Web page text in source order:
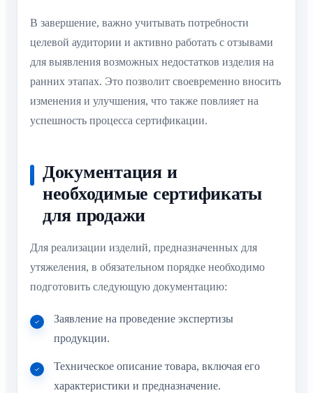
В завершение, важно учитывать потребности
целевой аудитории и активно работать с отзывами
для выявления возможных недостатков изделия на
ранних этапах. Это позволит своевременно вносить
изменения и улучшения, что также повлияет на
успешность процесса сертификации.
Документация и
необходимые сертификаты
для продажи
Для реализации изделий, предназначенных для
утяжеления, в обязательном порядке необходимо
подготовить следующую документацию:
Заявление на проведение экспертизы
продукции.
Техническое описание товара, включая его
характеристики и предназначение.